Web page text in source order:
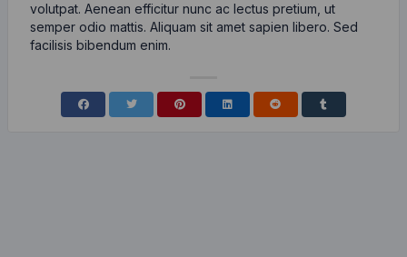
volutpat. Aenean efficitur nunc ac lectus pretium, ut
semper odio mattis. Aliquam sit amet sapien libero. Sed
facilisis bibendum enim.